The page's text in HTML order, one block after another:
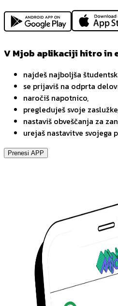
V Mjob aplikaciji hitro in
najdeš najboljša
se prijaviš na odprta
naročiš napotnico,
pregleduješ svoje
nastaviš obveščanja za
urejaš nastavitve svojega
Prenesi APP